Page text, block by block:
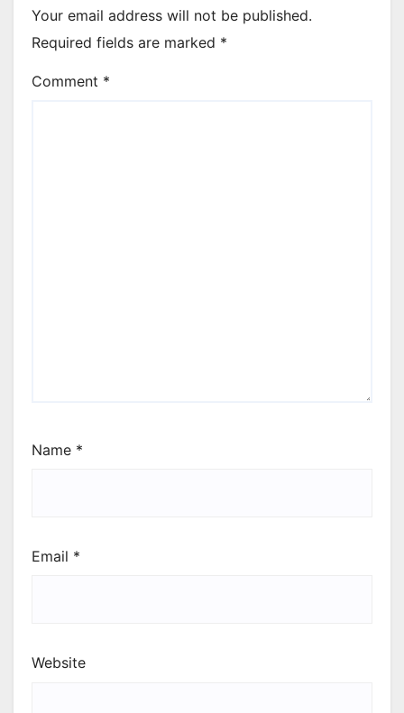
Your email address will not be published.
Required fields are marked *
Comment *
Name *
Email *
Website